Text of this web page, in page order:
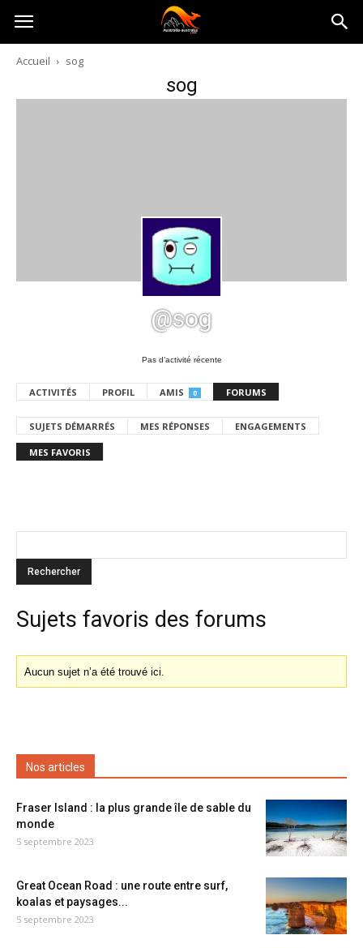
Australia-
australie.com
Accueil sog
sog
@sog
Pas d’activité récente
ACTIVITÉS PROFIL AMIS 0 FORUMS
SUJETS DÉMARRÉS MES RÉPONSES ENGAGEMENTS
MES FAVORIS
Sujets favoris des forums
Aucun sujet n’a été trouvé ici.
Nos articles
Fraser Island : la plus grande île de sable du
monde
5 septembre 2023
Great Ocean Road : une route entre surf,
koalas et paysages...
5 septembre 2023